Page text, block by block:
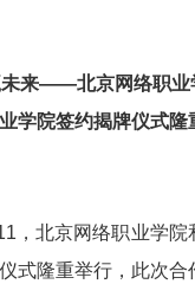
未来——北京网络职业
学院签约揭牌仪式隆
，北京网络职业学院
式隆重举行，此次合